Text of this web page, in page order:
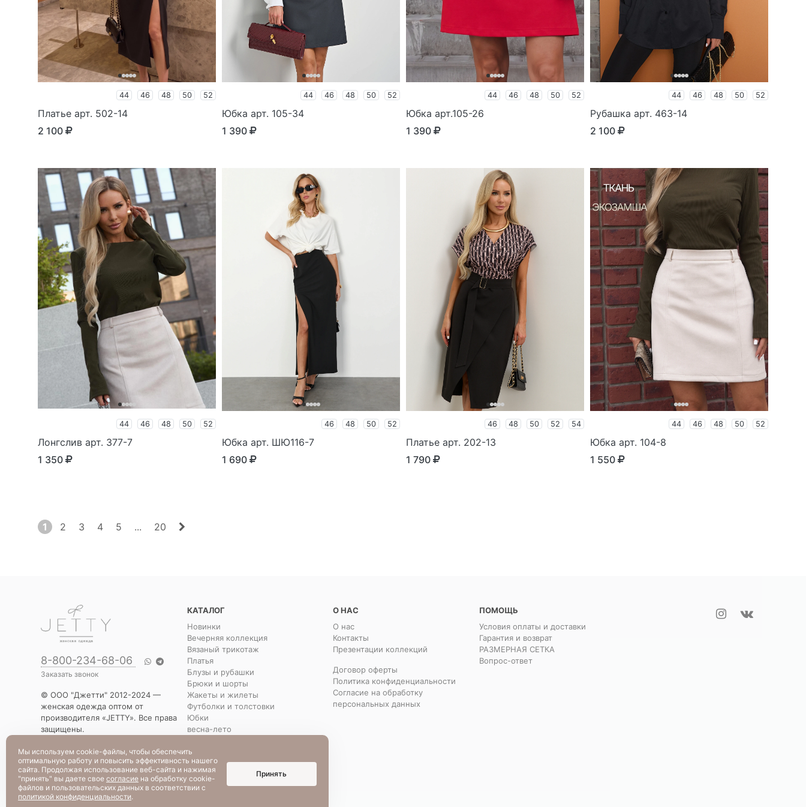
44 46 48 50 52
Платье арт. 502-14
2 100
44 46 48 50 52
Юбка арт. 105-34
1 390
44 46 48 50 52
Юбка арт.105-26
1 390
44 46 48 50 52
Рубашка арт. 463-14
2 100
44 46 48 50 52
Лонгслив арт. 377-7
1 350
46 48 50 52
Юбка арт. ШЮ116-7
1 690
46 48 50 52 54
Платье арт. 202-13
1 790
44 46 48 50 52
Юбка арт. 104-8
1 550
1 2 3 4 5 ... 20
8-800-234-68-06
Заказать звонок
© ООО "Джетти" 2012-2024 —
женская одежда оптом от
производителя «JETTY». Все права
защищены.
условия их приобретения
действительны по состоянию на
текущую дату.
КАТАЛОГ
Новинки
Вечерняя коллекция
Вязаный трикотаж
Платья
Блузы и рубашки
Брюки и шорты
Жакеты и жилеты
Футболки и толстовки
Юбки
весна-лето
Уценка
О НАС
О нас
Контакты
Презентации коллекций
Договор оферты
Политика конфиденциальности
Согласие на обработку
персональных данных
ПОМОЩЬ
Условия оплаты и доставки
Гарантия и возврат
РАЗМЕРНАЯ СЕТКА
Вопрос-ответ
Мы используем cookie-файлы, чтобы обеспечить
оптимальную работу и повысить эффективность нашего
сайта. Продолжая использование веб-сайта и нажимая
"принять" вы даете свое согласие на обработку cookie-
файлов и пользовательских данных в соответствии с
политикой конфиденциальности.
Принять